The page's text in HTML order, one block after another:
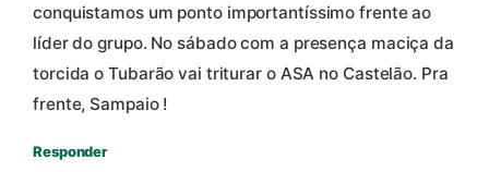
conquistamos um ponto importantíssimo frente ao
líder do grupo. No sábado com a presença maciça da
torcida o Tubarão vai triturar o ASA no Castelão. Pra
frente, Sampaio !
Responder